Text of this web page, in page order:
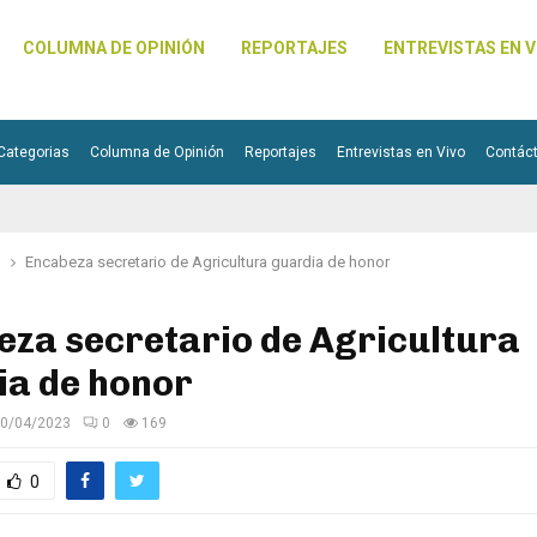
COLUMNA DE OPINIÓN REPORTAJES ENTREVISTAS EN
Columna de Opinión Reportajes Entrevistas en Vivo
Encabeza secretario de Agricultura guardia de honor
secretario de Agricultura
de honor
04/2023 0 169
0